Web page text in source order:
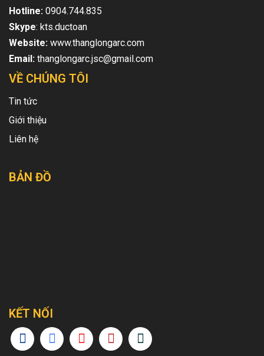
Hotline: 0904.744.835
Skype: kts.ductoan
Website: www.thanglongarc.com
Email: thanglongarc.jsc@gmail.com
VỀ CHÚNG TÔI
Tin tức
Giới thiệu
Liên hệ
BẢN ĐỒ
KẾT NỐI